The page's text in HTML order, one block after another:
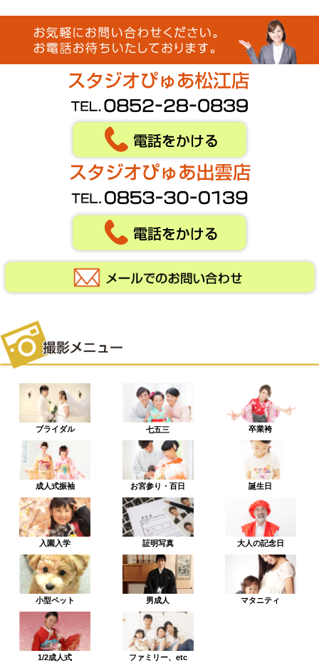
ブライダル 七五三 卒業袴
成人式振袖 お宮参り・百日 誕生日
入園入学 証明写真 大人の記念日
小型ペット 男成人 マタニティ
1/2成人式 ファミリー、etc